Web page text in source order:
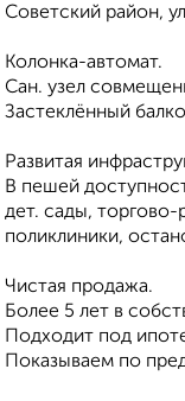
Советский район,
Колонка-автомат.
Сан. узел
Застеклённый
Развитая
В пешей
дет. сады, торгово-
поликлиники,
Чистая продажа.
Более 5 лет в
Подходит под
Показываем по